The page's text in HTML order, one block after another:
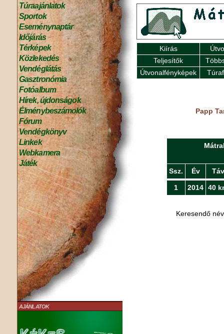
Túraajánlatok
Sportok
Eseménynaptár
Időjárás
Térképek
Közlekedés
Vendéglátás
Gasztronómia
Fotóalbum
Hírek, újdonságok
Élménybeszámolók
Fórum
Vendégkönyv
Linkek
Webkamera
Játék
AJÁNLATOK
Kiírás
Teljesítők
Útvonalfényképek
Papp
Ssz. Év Táv
1 2014 40
Keresendő